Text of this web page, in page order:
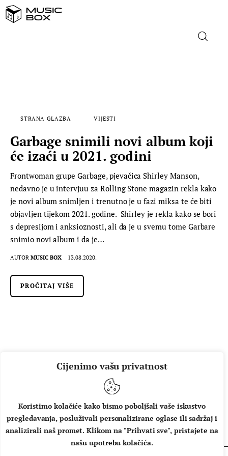
Cijenimo vašu privatnost
Koristimo kolačiće kako bismo poboljšali vaše iskustvo
pregledavanja, posluživali personalizirane oglase ili sadržaj i
analizirali naš promet. Klikom na "Prihvati sve", pristajete na
našu upotrebu kolačića.
FILM
MUSIC BOX
STRANA GLAZBA VIJESTI
Garbage snimili novi album koji
će izaći u 2021. godini
Frontwoman grupe Garbage, pjevačica Shirley Manson,
nedavno je u intervjuu za Rolling Stone magazin rekla kako
je novi album snimljen i trenutno je u fazi miksa te će biti
objavljen tijekom 2021. godine. Shirley je rekla kako se bori
s depresijom i anksioznosti, ali da je u svemu tome Garbare
snimio novi album i da je…
AUTOR MUSIC BOX 13.08.2020.
PROČITAJ VIŠE
O NAMA IMPRESSUM UVJETI KORIŠTENJA